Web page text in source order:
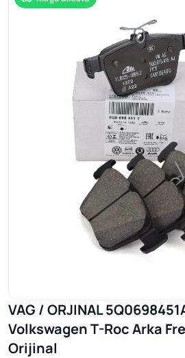
VAG / ORJINAL
Volkswagen T-Roc Arka
Orijinal